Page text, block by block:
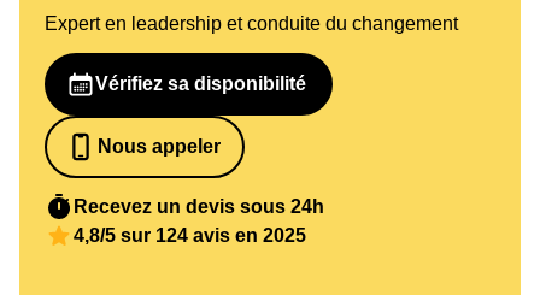
Expert en leadership et conduite du changement
Vérifiez sa disponibilité
Nous appeler
07 82 68 65 18
Recevez un devis sous 24h
4,8/5 sur 124 avis en 2025